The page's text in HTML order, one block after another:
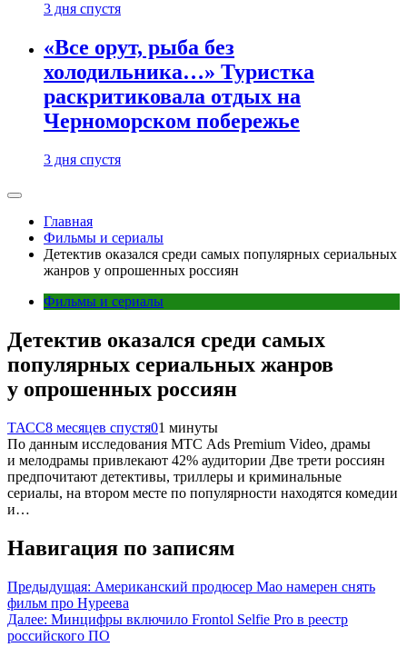
3 дня спустя
«Все орут, рыба без
холодильника…» Туристка
раскритиковала отдых на
Черноморском побережье
3 дня спустя
Главная
Фильмы и сериалы
Детектив оказался среди самых популярных сериальных
жанров у опрошенных россиян
Фильмы и сериалы
Детектив оказался среди самых
популярных сериальных жанров
у опрошенных россиян
ТАСС8 месяцев спустя01 минуты
По данным исследования МТС Ads Premium Video, драмы
и мелодрамы привлекают 42% аудитории Две трети россиян
предпочитают детективы, триллеры и криминальные
сериалы, на втором месте по популярности находятся комедии
и…
Навигация по записям
Предыдущая: Американский продюсер Мао намерен снять
фильм про Нуреева
Далее: Минцифры включило Frontol Selfie Pro в реестр
российского ПО